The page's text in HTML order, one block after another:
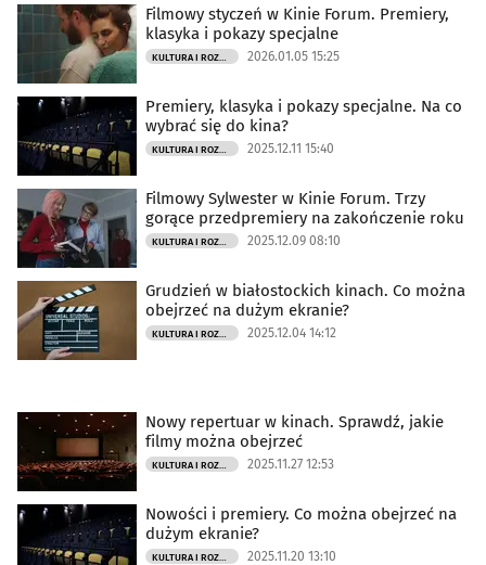
Filmowy styczeń w Kinie Forum. Premiery,
klasyka i pokazy specjalne
KULTURA I ROZRYWKA 2026.01.05 15:25
Premiery, klasyka i pokazy specjalne. Na co
wybrać się do kina?
KULTURA I ROZRYWKA 2025.12.11 15:40
Filmowy Sylwester w Kinie Forum. Trzy
gorące przedpremiery na zakończenie roku
KULTURA I ROZRYWKA 2025.12.09 08:10
Grudzień w białostockich kinach. Co można
obejrzeć na dużym ekranie?
KULTURA I ROZRYWKA 2025.12.04 14:12
Nowy repertuar w kinach. Sprawdź, jakie
filmy można obejrzeć
KULTURA I ROZRYWKA 2025.11.27 12:53
Nowości i premiery. Co można obejrzeć na
dużym ekranie?
KULTURA I ROZRYWKA 2025.11.20 13:10